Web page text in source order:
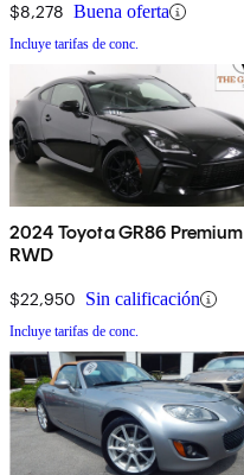
$8,278 Buena oferta
Incluye tarifas de conc.
2024 Toyota GR86 Premium
RWD
$22,950 Sin calificación
Incluye tarifas de conc.